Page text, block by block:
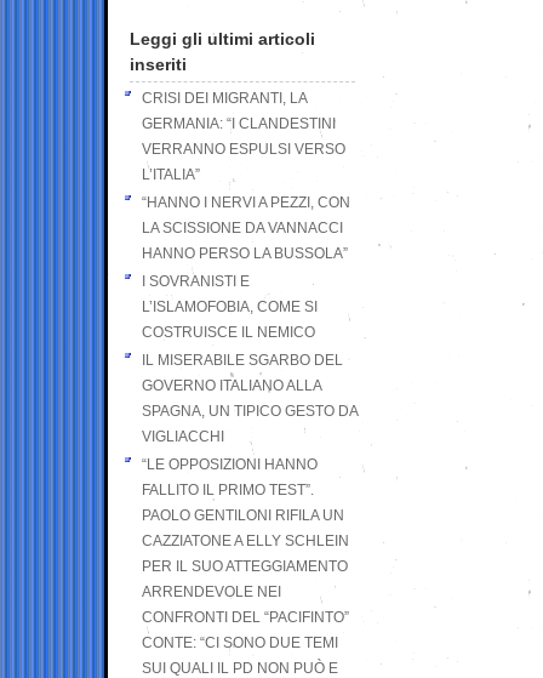
Leggi gli ultimi articoli
inseriti
CRISI DEI MIGRANTI, LA
GERMANIA: “I CLANDESTINI
VERRANNO ESPULSI VERSO
L’ITALIA”
“HANNO I NERVI A PEZZI, CON
LA SCISSIONE DA VANNACCI
HANNO PERSO LA BUSSOLA”
I SOVRANISTI E
L’ISLAMOFOBIA, COME SI
COSTRUISCE IL NEMICO
IL MISERABILE SGARBO DEL
GOVERNO ITALIANO ALLA
SPAGNA, UN TIPICO GESTO DA
VIGLIACCHI
“LE OPPOSIZIONI HANNO
FALLITO IL PRIMO TEST”.
PAOLO GENTILONI RIFILA UN
CAZZIATONE A ELLY SCHLEIN
PER IL SUO ATTEGGIAMENTO
ARRENDEVOLE NEI
CONFRONTI DEL “PACIFINTO”
CONTE: “CI SONO DUE TEMI
SUI QUALI IL PD NON PUÒ E